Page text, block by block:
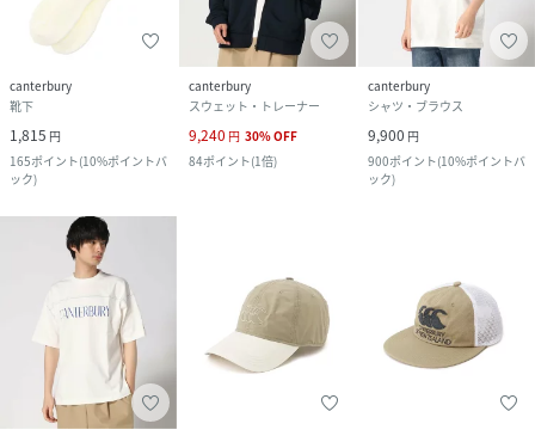
canterbury
靴下
1,815 円
165ポイント(10%ポイントバ
ック)
canterbury
スウェット・トレーナー
9,240 円 30%OFF
84ポイント(1倍)
canterbury
シャツ・ブラウス
9,900 円
900ポイント(10%ポイントバ
ック)